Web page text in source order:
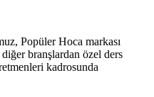
Popüler Hoca markası
branşlardan özel ders
kadrosunda